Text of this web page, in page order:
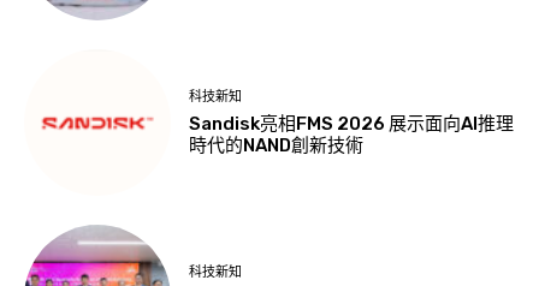
科技新知
Sandisk亮相FMS 2026 展示面向AI推理
時代的NAND創新技術
科技新知